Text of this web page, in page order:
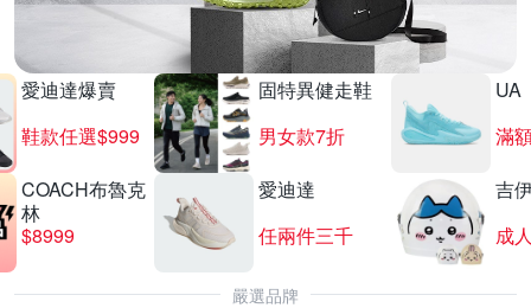
愛迪達爆賣
鞋款任選$999
固特異健走鞋
男女款7折
UA
滿
COACH布魯克
林
$8999
愛迪達
任兩件三千
吉
嚴選品牌